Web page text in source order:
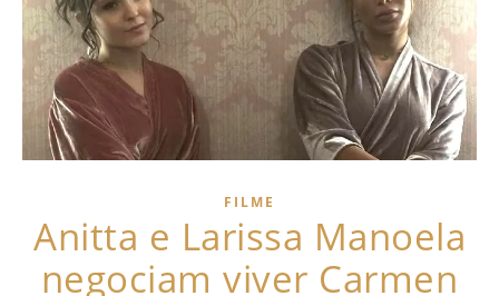
FILME
Anitta e Larissa Manoela
negociam viver Carmen